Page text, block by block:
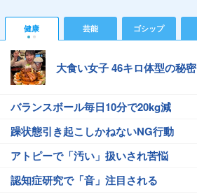
健康 芸能 ゴシップ
大食い女子 46キロ体型の秘密
バランスボール毎日10分で20kg減
躁状態引き起こしかねないNG行動
アトピーで「汚い」扱いされ苦悩
認知症研究で「音」注目される